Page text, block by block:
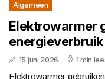
Algemeen
Elektrowarmer
15 juni 2026 1 min
Elektrowarmer